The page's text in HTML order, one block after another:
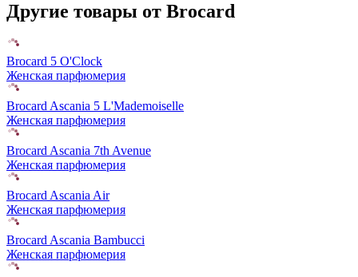
Другие товары от Brocard
Brocard 5 O'Clock
Женская парфюмерия
Brocard Ascania 5 L'Mademoiselle
Женская парфюмерия
Brocard Ascania 7th Avenue
Женская парфюмерия
Brocard Ascania Air
Женская парфюмерия
Brocard Ascania Bambucci
Женская парфюмерия